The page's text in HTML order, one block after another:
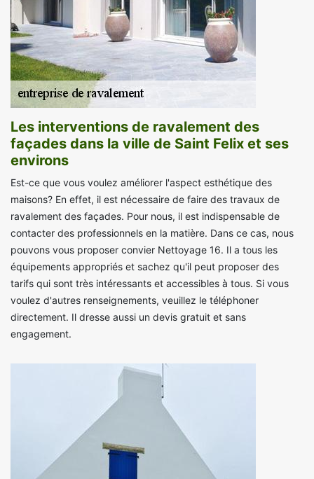
Les interventions de ravalement des
façades dans la ville de Saint Felix et ses
environs
Est-ce que vous voulez améliorer l'aspect esthétique des
maisons? En effet, il est nécessaire de faire des travaux de
ravalement des façades. Pour nous, il est indispensable de
contacter des professionnels en la matière. Dans ce cas, nous
pouvons vous proposer convier Nettoyage 16. Il a tous les
équipements appropriés et sachez qu'il peut proposer des
tarifs qui sont très intéressants et accessibles à tous. Si vous
voulez d'autres renseignements, veuillez le téléphoner
directement. Il dresse aussi un devis gratuit et sans
engagement.